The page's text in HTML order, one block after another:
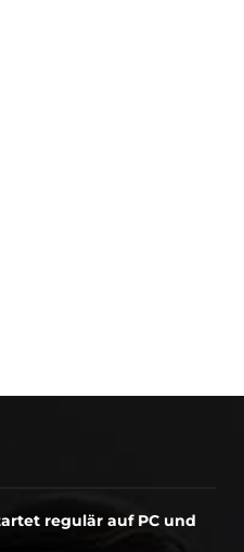
regulär auf PC und